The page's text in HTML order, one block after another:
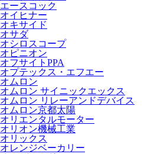
エースコック
オイヒナー
オキサイド
オサダ
オシロスコープ
オピニオン
オフサイトPPA
オプテックス・エフエー
オムロン
オムロン サイニックエックス
オムロン リレーアンドデバイス
オムロン京都太陽
オリエンタルモーター
オリオン機械工業
オリックス
オレンジベーカリー